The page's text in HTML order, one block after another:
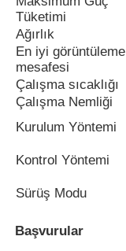
Tüketimi
Ağırlık
En iyi görüntüleme
mesafesi
Çalışma sıcaklığı
Çalışma Nemliği
Kurulum Yöntemi
Kontrol Yöntemi
Sürüş Modu
Başvurular